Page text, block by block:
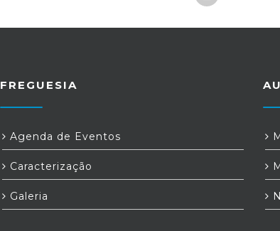
FREGUESIA
Agenda de Eventos
Caracterização
Galeria